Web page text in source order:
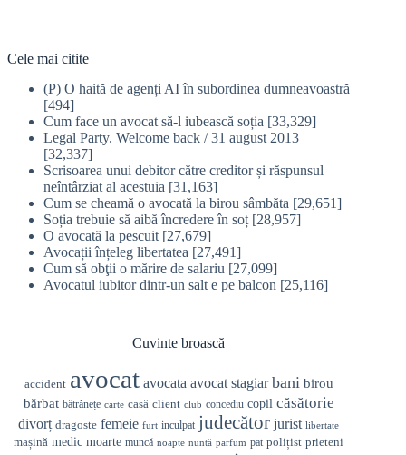
Cele mai citite
(P) O haită de agenți AI în subordinea dumneavoastră
[494]
Cum face un avocat să-l iubească soția [33,329]
Legal Party. Welcome back / 31 august 2013
[32,337]
Scrisoarea unui debitor către creditor și răspunsul
neîntârziat al acestuia [31,163]
Cum se cheamă o avocată la birou sâmbăta [29,651]
Soția trebuie să aibă încredere în soț [28,957]
O avocată la pescuit [27,679]
Avocații înțeleg libertatea [27,491]
Cum să obţii o mărire de salariu [27,099]
Avocatul iubitor dintr-un salt e pe balcon [25,116]
Cuvinte broască
accident avocat avocata avocat stagiar bani birou
bărbat bătrânețe carte casă client club concediu copil căsătorie
divorț dragoste femeie furt inculpat judecător jurist libertate
mașină medic moarte muncă noapte nuntă parfum pat polițist prieteni